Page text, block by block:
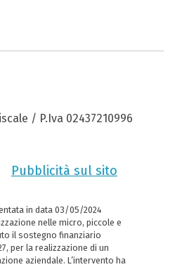
/ P.Iva 02437210996
Pubblicità sul sito
in data 03/05/2024
nelle micro, piccole e
il sostegno finanziario
per la realizzazione di un
aziendale. L’intervento ha